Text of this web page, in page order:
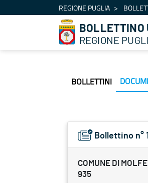
Skip to ContentREGIONE PUGLIA
BOLLETTINO
REGIONE
BOLLETTINI
Bollettino n°
COMUNE DI
935